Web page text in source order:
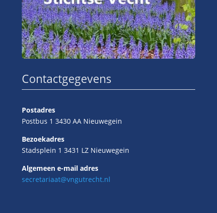
Contactgegevens
Postadres
Postbus 1 3430 AA Nieuwegein
Bezoekadres
Stadsplein 1 3431 LZ Nieuwegein
Algemeen e-mail adres
secretariaat@vngutrecht.nl